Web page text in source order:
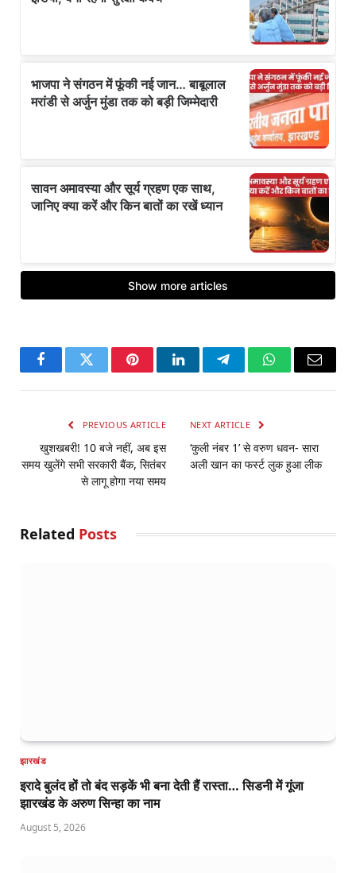
FacebookTwitter PinterestLinkedInTelegramWhatsApp
Email
PREVIOUS ARTICLE
खुशखबरी! 10 बजे नहीं, अब इस
समय खुलेंगे सभी सरकारी बैंक, सितंबर
से लागू होगा नया समय
NEXT ARTICLE
‘कुली नंबर 1’ से वरुण धवन- सारा
अली खान का फर्स्ट लुक हुआ लीक
Related Posts
झारखंड
इरादे बुलंद हों तो बंद सड़कें भी बना देती हैं रास्ता… सिडनी में गूंजा
झारखंड के अरुण सिन्हा का नाम
August 5, 2026